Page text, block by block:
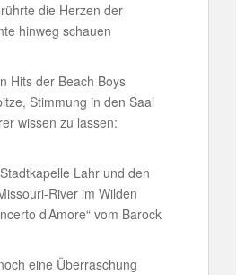
die Herzen der
hinweg schauen
Hits der Beach Boys
Stimmung in den Saal
wissen zu lassen:
Lahr und den
River im Wilden
d’Amore“ vom Barock
eine Überraschung